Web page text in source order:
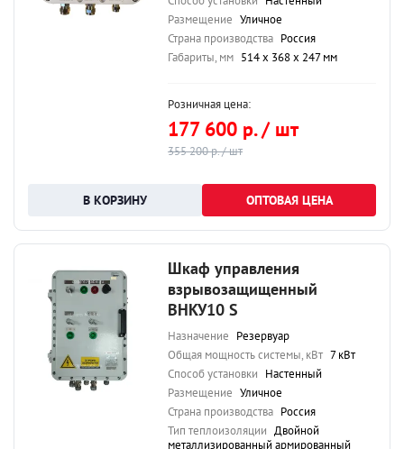
Размещение Уличное
Страна производства Россия
Габариты, мм 514 х 368 х 247 мм
Розничная цена:
177 600 р. / шт
355 200 р. / шт
ОПТОВАЯ ЦЕНА
Шкаф управления
взрывозащищенный
ВНКУ10 S
Назначение Резервуар
Общая мощность системы, кВт 7 кВт
Способ установки Настенный
Размещение Уличное
Страна производства Россия
Тип теплоизоляции Двойной
металлизированный армированный